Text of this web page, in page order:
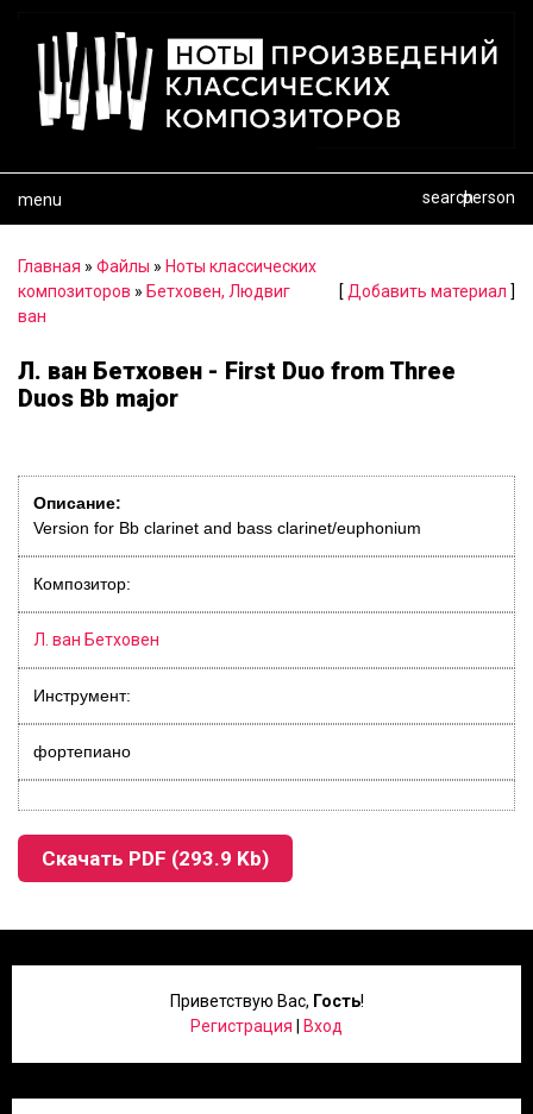
menu person
search
Главная » Файлы » Ноты классических
композиторов » Бетховен, Людвиг
ван
[ Добавить материал ]
Л. ван Бетховен - First Duo from Three
Duos Bb major
Описание:
Version for Bb clarinet and bass clarinet/euphonium
Композитор:
Л. ван Бетховен
Инструмент:
фортепиано
Скачать PDF (293.9 Kb)
Приветствую Вас, Гость!
Регистрация
Вход